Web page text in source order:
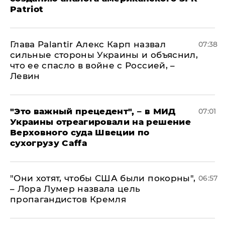
Patriot
Глава Palantir Алекс Карп назвал
сильные стороны Украины и объяснил,
что ее спасло в войне с Россией, –
Левин
07:38
"Это важный прецедент", – в МИД
Украины отреагировали на решение
Верховного суда Швеции по
сухогрузу Caffa
07:01
"Они хотят, чтобы США были покорны",
– Лора Лумер назвала цель
пропагандистов Кремля
06:57